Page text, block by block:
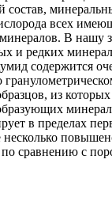
всех
В нашу
и редких
содержится
из которых
в пределах
несколько
сравнению с